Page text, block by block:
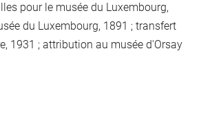
pour le musée du Luxembourg,
du Luxembourg, 1891 ; transfert
1931 ; attribution au musée d'Orsay